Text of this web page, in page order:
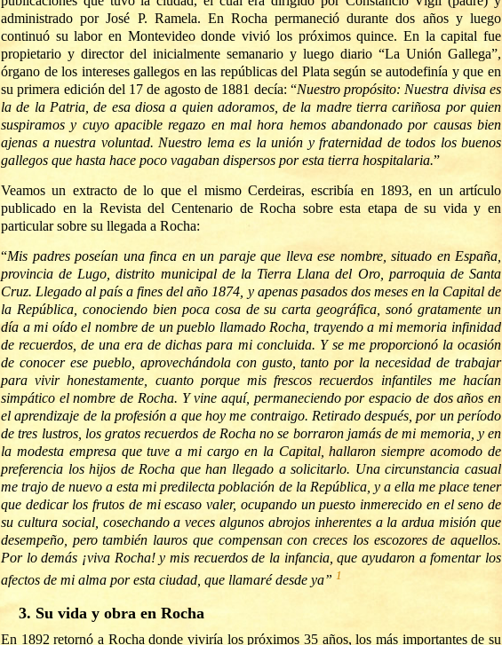
administrado por José P. Ramela. En Rocha permaneció durante dos años y luego
continuó su labor en Montevideo donde vivió los próximos quince. En la capital fue
propietario y director del inicialmente semanario y luego diario “La Unión Gallega”,
órgano de los intereses gallegos en las repúblicas del Plata según se autodefinía y que en
su primera edición del 17 de agosto de 1881 decía: “Nuestro propósito: Nuestra divisa es
la de la Patria, de esa diosa a quien adoramos, de la madre tierra cariñosa por quien
suspiramos y cuyo apacible regazo en mal hora hemos abandonado por causas bien
ajenas a nuestra voluntad. Nuestro lema es la unión y fraternidad de todos los buenos
gallegos que hasta hace poco vagaban dispersos por esta tierra hospitalaria.”
Veamos un extracto de lo que el mismo Cerdeiras, escribía en 1893, en un artículo
publicado en la Revista del Centenario de Rocha sobre esta etapa de su vida y en
particular sobre su llegada a Rocha:
“Mis padres poseían una finca en un paraje que lleva ese nombre, situado en España,
provincia de Lugo, distrito municipal de la Tierra Llana del Oro, parroquia de Santa
Cruz. Llegado al país a fines del año 1874, y apenas pasados dos meses en la Capital de
la República, conociendo bien poca cosa de su carta geográfica, sonó gratamente un
día a mi oído el nombre de un pueblo llamado Rocha, trayendo a mi memoria infinidad
de recuerdos, de una era de dichas para mi concluida. Y se me proporcionó la ocasión
de conocer ese pueblo, aprovechándola con gusto, tanto por la necesidad de trabajar
para vivir honestamente, cuanto porque mis frescos recuerdos infantiles me hacían
simpático el nombre de Rocha. Y vine aquí, permaneciendo por espacio de dos años en
el aprendizaje de la profesión a que hoy me contraigo. Retirado después, por un período
de tres lustros, los gratos recuerdos de Rocha no se borraron jamás de mi memoria, y en
la modesta empresa que tuve a mi cargo en la Capital, hallaron siempre acomodo de
preferencia los hijos de Rocha que han llegado a solicitarlo. Una circunstancia casual
me trajo de nuevo a esta mi predilecta población de la República, y a ella me place tener
que dedicar los frutos de mi escaso valer, ocupando un puesto inmerecido en el seno de
su cultura social, cosechando a veces algunos abrojos inherentes a la ardua misión que
de­sempeño, pero también lauros que compensan con creces los escozores de aquellos.
Por lo demás ¡viva Rocha! y mis recuerdos de la infancia, que ayudaron a fomentar los
afectos de mi alma por esta ciudad, que llamaré desde ya” 1
3. Su vida y obra en Rocha
En 1892 retornó a Rocha donde viviría los próximos 35 años, los más importantes de su